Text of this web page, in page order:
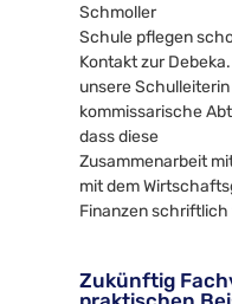
Schmoller
Schule pflegen
Kontakt zur
unsere
kommissarische
dass diese
Zusammenarbeit
mit dem
Finanzen
Zukünftig